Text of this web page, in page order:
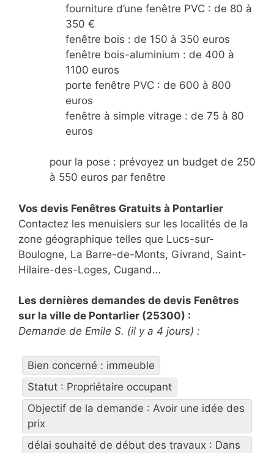
fourniture d’une fenêtre PVC : de 80 à
350 €
fenêtre bois : de 150 à 350 euros
fenêtre bois-aluminium : de 400 à
1100 euros
porte fenêtre PVC : de 600 à 800
euros
fenêtre à simple vitrage : de 75 à 80
euros
pour la pose : prévoyez un budget de 250
à 550 euros par fenêtre
Vos devis Fenêtres Gratuits à Pontarlier
Contactez les menuisiers sur les localités de la
zone géographique telles que Lucs-sur-
Boulogne, La Barre-de-Monts, Givrand, Saint-
Hilaire-des-Loges, Cugand…
Les dernières demandes de devis Fenêtres
sur la ville de Pontarlier (25300) :
Demande de Emile S. (il y a 4 jours) :
Bien concerné : immeuble
Statut : Propriétaire occupant
Objectif de la demande : Avoir une idée des
prix
délai souhaité de début des travaux : Dans